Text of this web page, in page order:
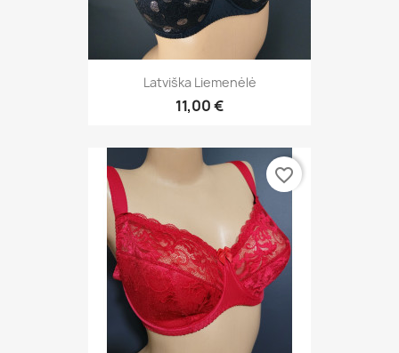
Latviška Liemenėlė
11,00 €
favorite_border